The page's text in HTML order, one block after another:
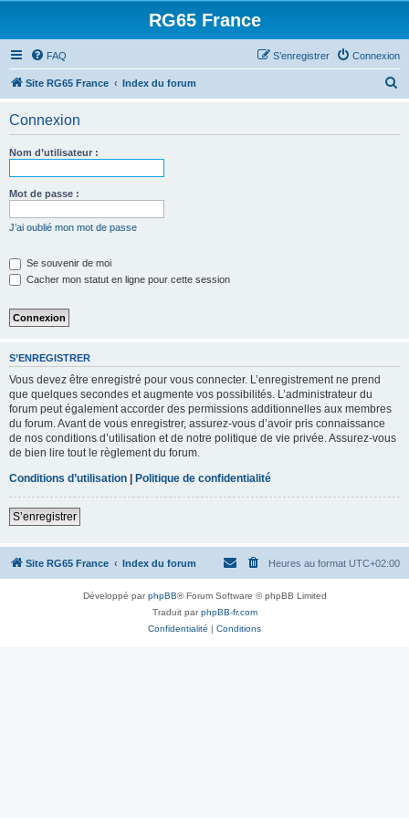
RG65 France
FAQ Connexion
S’enregistrer
Site RG65 France Index du forum
Connexion
Nom d’utilisateur :
Mot de passe :
J’ai oublié mon mot de passe
Se souvenir de moi
Cacher mon statut en ligne pour cette session
S’ENREGISTRER
Vous devez être enregistré pour vous connecter. L’enregistrement ne prend
que quelques secondes et augmente vos possibilités. L’administrateur du
forum peut également accorder des permissions additionnelles aux membres
du forum. Avant de vous enregistrer, assurez-vous d’avoir pris connaissance
de nos conditions d’utilisation et de notre politique de vie privée. Assurez-vous
de bien lire tout le règlement du forum.
Conditions d’utilisation | Politique de confidentialité
S’enregistrer
Site RG65 France Index du forum Heures au format UTC+02:00
Développé parphpBB® Forum Software © phpBB Limited
Traduit parphpBB-fr.com
Confidentialité | Conditions